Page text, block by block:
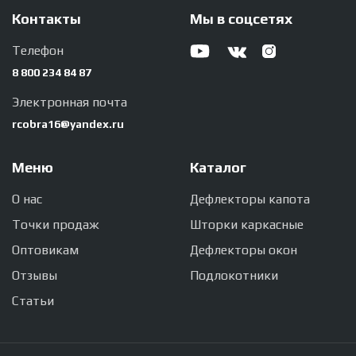
Контакты
Телефон
8 800 234 84 87
Электронная почта
rcobra16@yandex.ru
Мы в соцсетях
Меню
О нас
Точки продаж
Оптовикам
Отзывы
Статьи
Каталог
Дефлекторы капота
Шторки каркасные
Дефлекторы окон
Подлокотники